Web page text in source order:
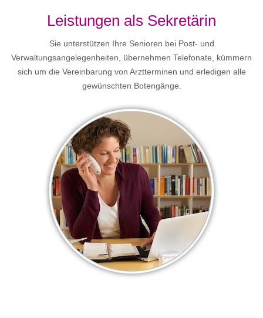
Leistungen als Sekretärin
Sie unterstützen Ihre Senioren bei Post- und
Verwaltungsangelegenheiten, übernehmen Telefonate, kümmern
sich um die Vereinbarung von Arztterminen und erledigen alle
gewünschten Botengänge.